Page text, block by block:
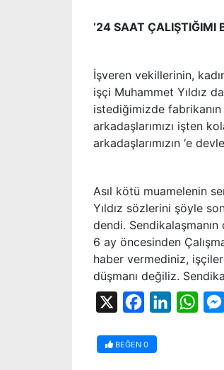
’24 SAAT ÇALIŞTIĞIMI
İşveren vekillerinin,
işçi Muhammet Yıldız
istediğimizde fabrikanın
arkadaşlarımızı işten
arkadaşlarımızın ‘e
Asıl kötü muamelenin
Yıldız sözlerini şöyle
dendi.
6 ay öncesinden
haber vermediniz,
düşmanı değiliz.
FacebookLinkedIn
BEĞEN 0